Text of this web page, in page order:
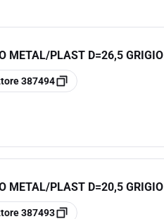
METAL/PLAST D=26,5 GRIGIO
387494
METAL/PLAST D=20,5 GRIGIO
387493